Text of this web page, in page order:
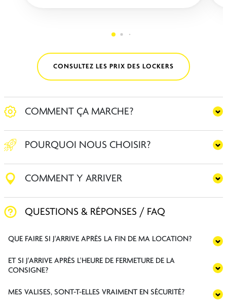
CONSULTEZ LES PRIX DES LOCKERS
COMMENT ÇA MARCHE?
POURQUOI NOUS CHOISIR?
COMMENT Y ARRIVER
QUESTIONS & RÉPONSES / FAQ
QUE FAIRE SI J'ARRIVE APRÈS LA FIN DE MA LOCATION?
ET SI J'ARRIVE APRÈS L'HEURE DE FERMETURE DE LA
CONSIGNE?
MES VALISES, SONT-T-ELLES VRAIMENT EN SÉCURITÉ?